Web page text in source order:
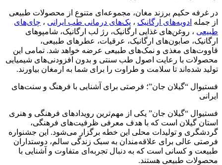
در غرفه حکیم برزند مغان، مجموعه‌ای متنوع از محصولات طبیعی
از جمله ادویه‌های ارگانیک ، پک‌های درمانی طب ایرانی ، چای‌های
طبیعی ، روغن‌های غذایی ارگانیک، رژ لب ارگانیک، شامپوهای
ارگانیک، صابون‌های ارگانیک، عرقیات، عطرهای طبیعی،
قاووت‌های مغذی و نمک‌های طبیعی عرضه خواهد شد. تمامی این
محصولات با رعایت اصول طب سنتی و بدون افزودنی‌های شیمیایی
تولید شده‌اند تا سلامت و طراوت را برای شما به ارمغان بیاورند.
فستیوال “گیلان جان”؛ فرصتی برای آشنایی با فرهنگ و سنت‌های
ایرانی
فستیوال “گیلان جان” یکی از مهم‌ترین رویدادهای فرهنگی و هنری
استان گیلان است که با هدف معرفی ظرفیت‌های فرهنگی،
گردشگری و تولیدات محلی این خطه برگزار می‌شود. این جشنواره
فرصتی عالی برای علاقه‌مندان به سبک زندگی سالم، دوستداران
طبیعت و کسانی است که به دنبال تجربه‌ای متفاوت و آشنایی با
محصولات طبیعی هستند.